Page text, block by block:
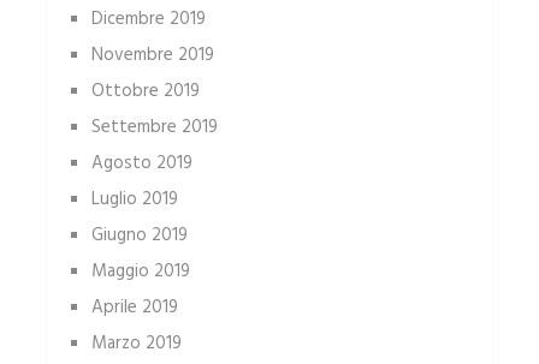
Dicembre 2019
Novembre 2019
Ottobre 2019
Settembre 2019
Agosto 2019
Luglio 2019
Giugno 2019
Maggio 2019
Aprile 2019
Marzo 2019